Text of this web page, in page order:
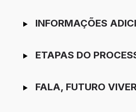
INFORMAÇÕES
ETAPAS DO
FALA, FUTURO